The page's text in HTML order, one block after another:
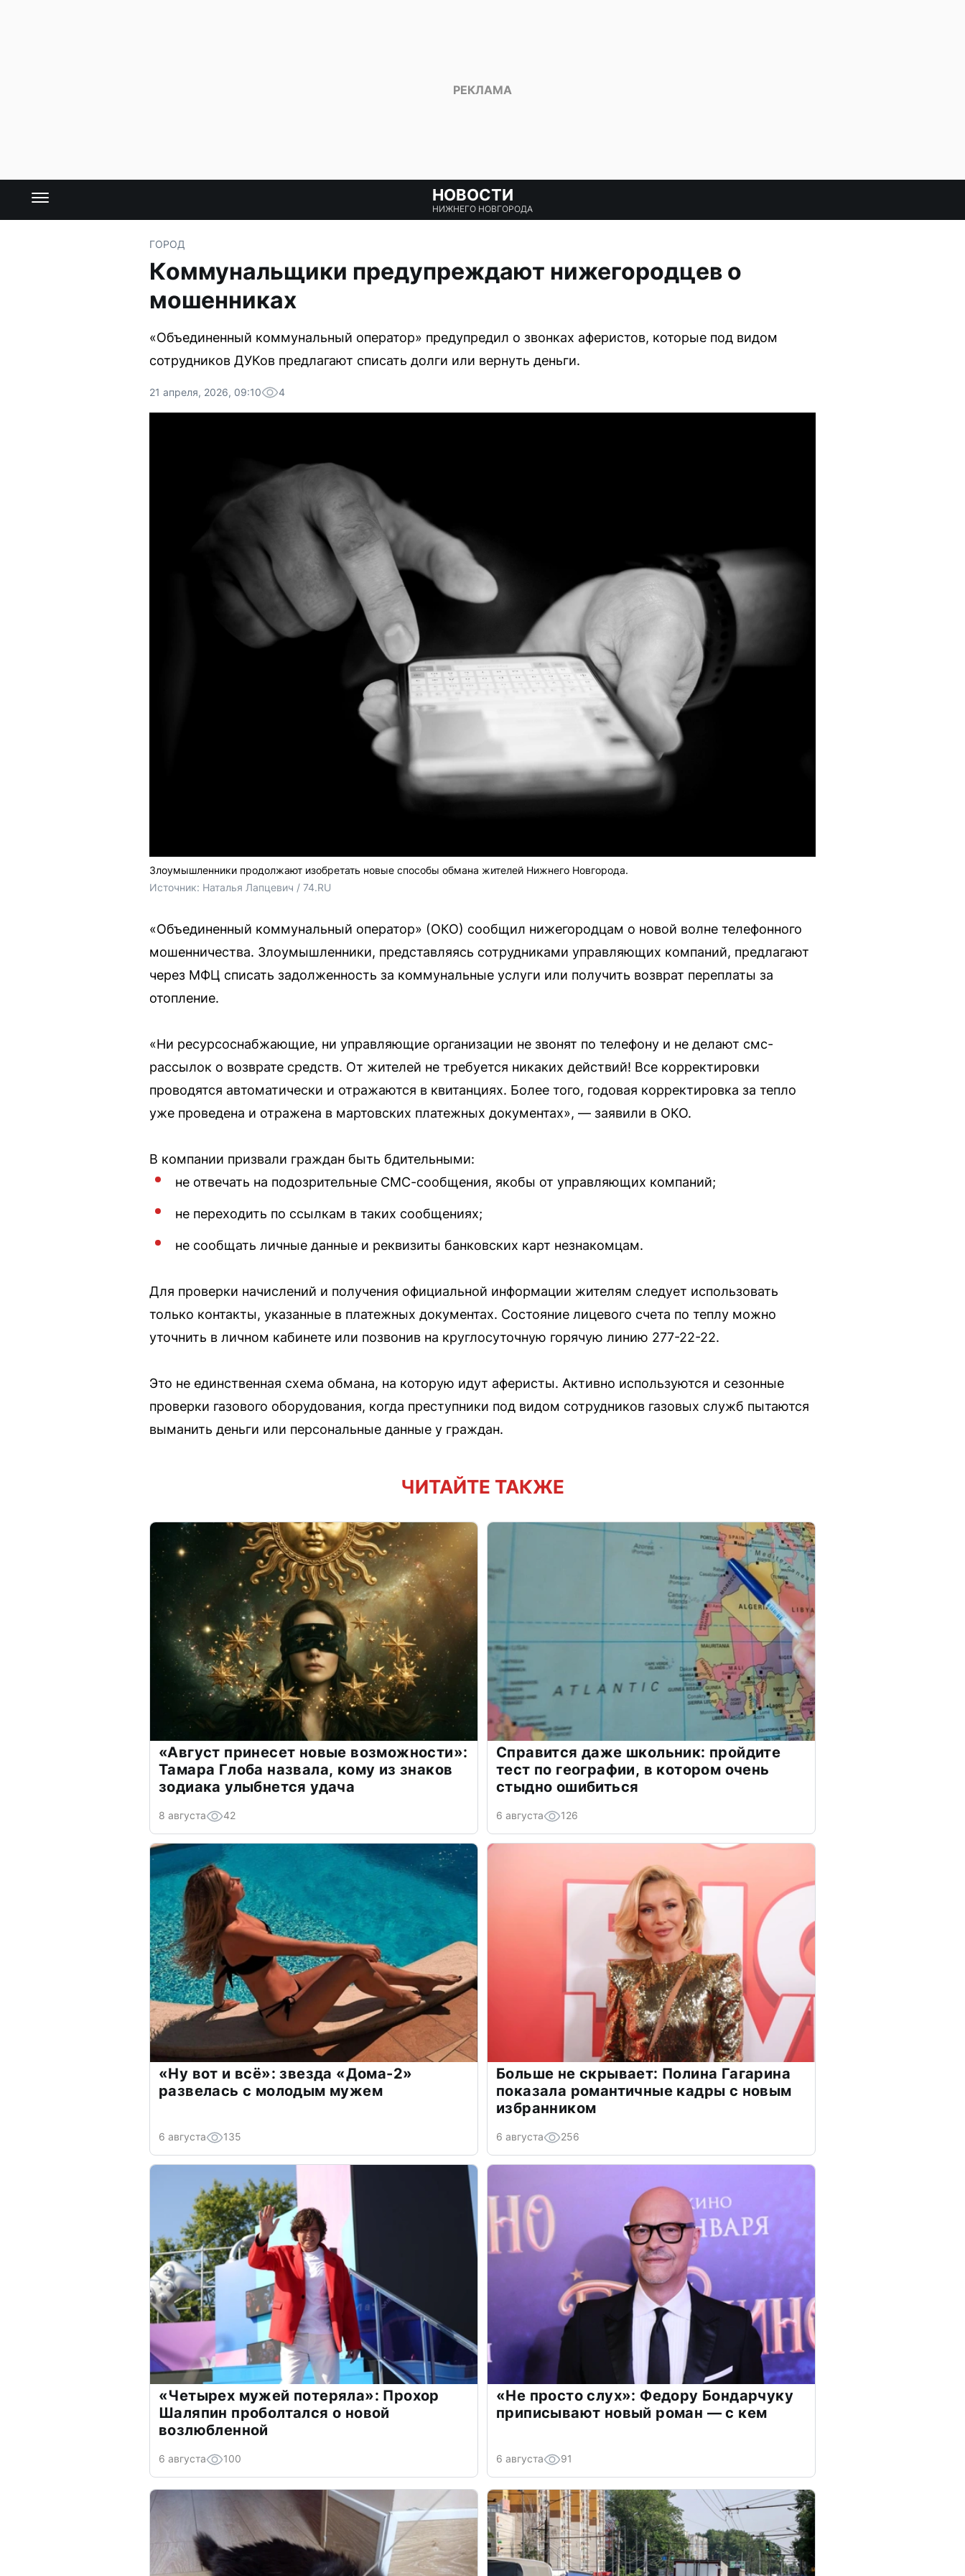
НОВОСТИ
НИЖНЕГО НОВГОРОДА
ГОРОД
Коммунальщики предупреждают нижегородцев о
мошенниках
«Объединенный коммунальный оператор» предупредил о звонках аферистов, которые под видом
сотрудников ДУКов предлагают списать долги или вернуть деньги.
21 апреля, 2026, 09:10 4
Злоумышленники продолжают изобретать новые способы обмана жителей Нижнего Новгорода.
Источник: Наталья Лапцевич / 74.RU
«Объединенный коммунальный оператор» (ОКО) сообщил нижегородцам о новой волне телефонного
мошенничества. Злоумышленники, представляясь сотрудниками управляющих компаний, предлагают
через МФЦ списать задолженность за коммунальные услуги или получить возврат переплаты за
отопление.
«Ни ресурсоснабжающие, ни управляющие организации не звонят по телефону и не делают смс-
рассылок о возврате средств. От жителей не требуется никаких действий! Все корректировки
проводятся автоматически и отражаются в квитанциях. Более того, годовая корректировка за тепло
уже проведена и отражена в мартовских платежных документах», — заявили в ОКО.
В компании призвали граждан быть бдительными:
не отвечать на подозрительные СМС-сообщения, якобы от управляющих компаний;
не переходить по ссылкам в таких сообщениях;
не сообщать личные данные и реквизиты банковских карт незнакомцам.
Для проверки начислений и получения официальной информации жителям следует использовать
только контакты, указанные в платежных документах. Состояние лицевого счета по теплу можно
уточнить в личном кабинете или позвонив на круглосуточную горячую линию 277-22-22.
Это не единственная схема обмана, на которую идут аферисты. Активно используются и сезонные
проверки газового оборудования, когда преступники под видом сотрудников газовых служб пытаются
выманить деньги или персональные данные у граждан.
ЧИТАЙТЕ ТАКЖЕ
«Август принесет новые возможности»:
Тамара Глоба назвала, кому из знаков
зодиака улыбнется удача
8 августа 42
Справится даже школьник: пройдите
тест по географии, в котором очень
стыдно ошибиться
6 августа 126
«Ну вот и всё»: звезда «Дома-2»
развелась с молодым мужем
6 августа 135
Больше не скрывает: Полина Гагарина
показала романтичные кадры с новым
избранником
6 августа 256
«Четырех мужей потеряла»: Прохор
Шаляпин проболтался о новой
возлюбленной
6 августа 100
«Не просто слух»: Федору Бондарчуку
приписывают новый роман — с кем
6 августа 91